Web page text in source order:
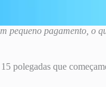
pequeno pagamento, o
que